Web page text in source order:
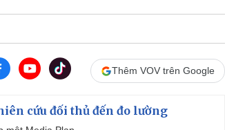
Thêm VOV trên Google
cứu đối thủ đến đo lường